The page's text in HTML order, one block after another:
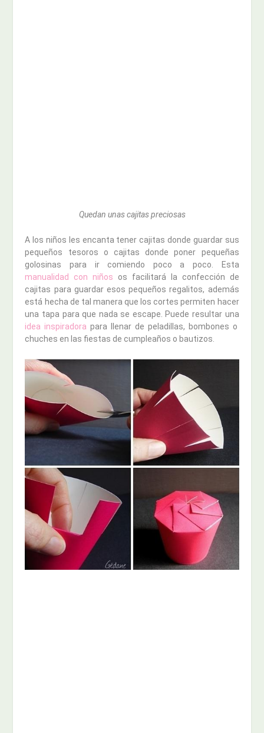
Quedan unas cajitas preciosas
A los niños les encanta tener cajitas donde guardar sus
pequeños tesoros o cajitas donde poner pequeñas
golosinas para ir comiendo poco a poco. Esta
manualidad con niños os facilitará la confección de
cajitas para guardar esos pequeños regalitos, además
está hecha de tal manera que los cortes permiten hacer
una tapa para que nada se escape. Puede resultar una
idea inspiradorapara llenar de peladillas, bombones o
chuches en las fiestas de cumpleaños o bautizos.